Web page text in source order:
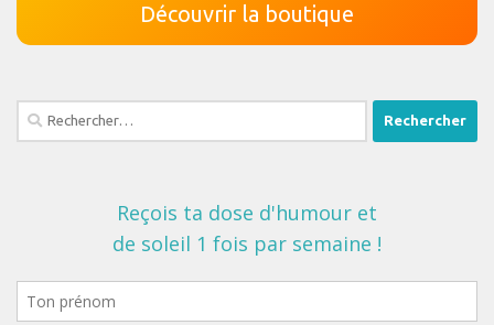
Découvrir la boutique
Rechercher :